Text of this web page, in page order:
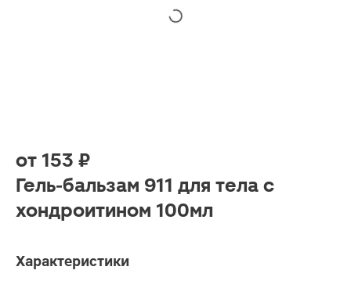
от 153 ₽
Гель-бальзам 911 для тела с
хондроитином 100мл
Характеристики